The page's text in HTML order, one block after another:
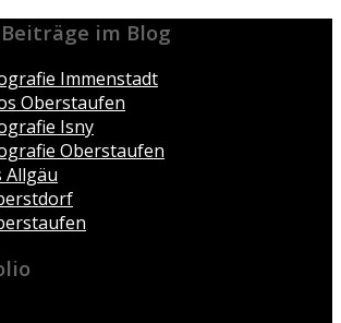
im Blog
Immenstadt
Oberstaufen
Isny
Oberstaufen
Allgäu